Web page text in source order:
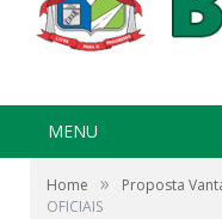
MENU
Home » Proposta
OFICIAIS